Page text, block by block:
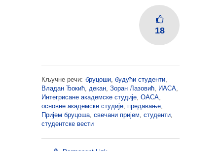
18
Кључне речи: бруцоши, будући студенти,
Владан Ђокић, декан, Зоран Лазовић, ИАСА,
Интегрисане академске студије, ОАСА,
основне академске студије, предавање,
Пријем бруцоша, свечани пријем, студенти,
студентске вести